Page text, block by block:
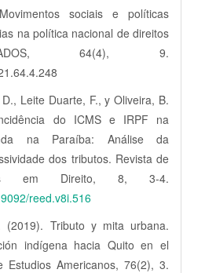
sociais e políticas
na política nacional de direitos
64(4), 9.
Leite Duarte, F., y Oliveira, B.
do ICMS e IRPF na
na Paraíba: Análise da
dos tributos. Revista de
em Direito, 8, 3-4.
reed.v8i.516
(2019). Tributo y mita urbana.
indígena hacia Quito en el
Estudios Americanos, 76(2), 3.